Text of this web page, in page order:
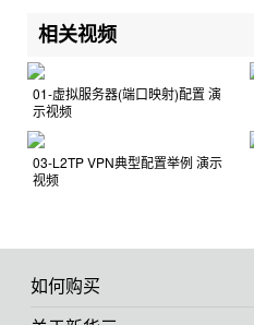
o
相关视频
01-虚拟服务器(端口映射)配置 演
示视频
03-L2TP VPN典型配置举例 演示
视频
如何购买